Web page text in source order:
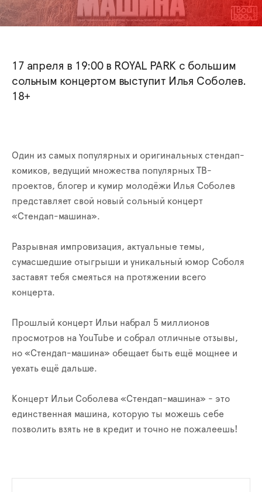
17 апреля в 19:00 в ROYAL PARK с большим
сольным концертом выступит Илья Соболев.
18+
Один из самых популярных и оригинальных стендап-
комиков, ведущий множества популярных ТВ-
проектов, блогер и кумир молодёжи Илья Соболев
представляет свой новый сольный концерт
«Стендап-машина».
Разрывная импровизация, актуальные темы,
сумасшедшие отыгрыши и уникальный юмор Соболя
заставят тебя смеяться на протяжении всего
концерта.
Прошлый концерт Ильи набрал 5 миллионов
просмотров на YouTube и собрал отличные отзывы,
но «Стендап-машина» обещает быть ещё мощнее и
уехать ещё дальше.
Концерт Ильи Соболева «Стендап-машина» - это
единственная машина, которую ты можешь себе
позволить взять не в кредит и точно не пожалеешь!